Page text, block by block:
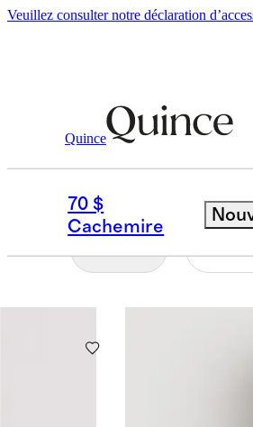
Veuillez consulter notre déclaration
Quince
70 $
Cachemire
Femmes / Chandails
PULLS EN